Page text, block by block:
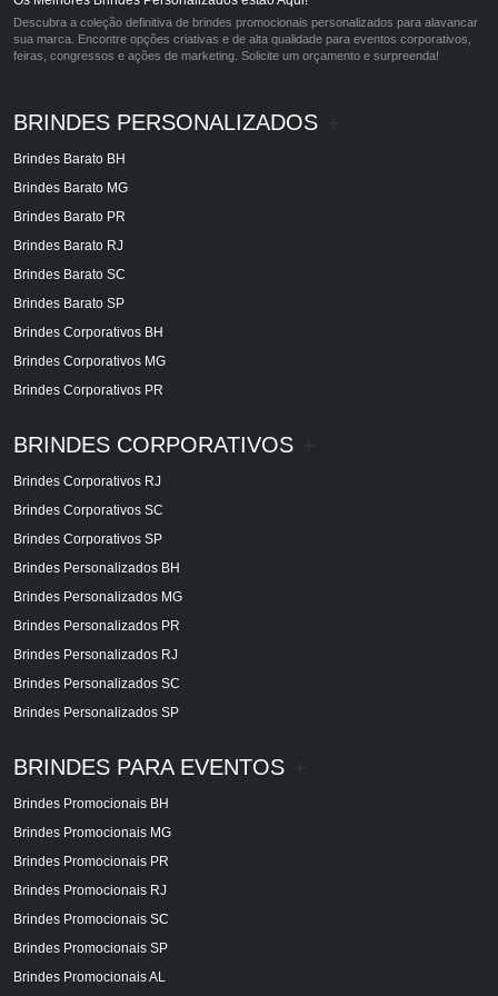
Descubra a coleção definitiva de brindes promocionais personalizados para alavancar
sua marca. Encontre opções criativas e de alta qualidade para eventos corporativos,
feiras, congressos e ações de marketing. Solicite um orçamento e surpreenda!
BRINDES PERSONALIZADOS
Brindes Barato BH
Brindes Barato MG
Brindes Barato PR
Brindes Barato RJ
Brindes Barato SC
Brindes Barato SP
Brindes Corporativos BH
Brindes Corporativos MG
Brindes Corporativos PR
BRINDES CORPORATIVOS
Brindes Corporativos RJ
Brindes Corporativos SC
Brindes Corporativos SP
Brindes Personalizados BH
Brindes Personalizados MG
Brindes Personalizados PR
Brindes Personalizados RJ
Brindes Personalizados SC
Brindes Personalizados SP
BRINDES PARA EVENTOS
Brindes Promocionais BH
Brindes Promocionais MG
Brindes Promocionais PR
Brindes Promocionais RJ
Brindes Promocionais SC
Brindes Promocionais SP
Brindes Promocionais AL